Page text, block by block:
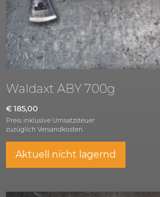
Waldaxt ABY 700g
€ 185,00
Preis inklusive Umsatzsteuer
zuzüglich Versandkosten.
Aktuell nicht lagernd